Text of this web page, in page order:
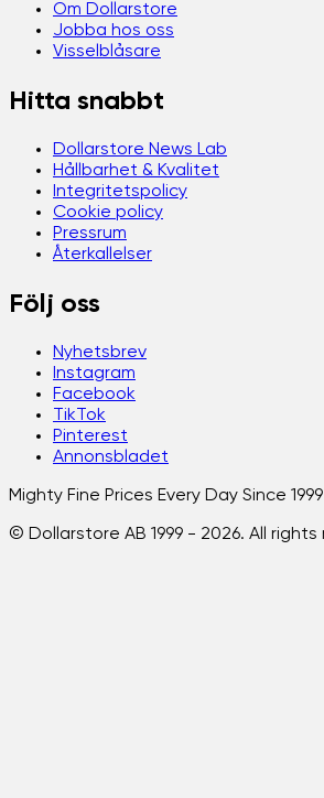
Om Dollarstore
Jobba hos oss
Visselblåsare
Hitta snabbt
Dollarstore News Lab
Hållbarhet & Kvalitet
Integritetspolicy
Cookie policy
Pressrum
Återkallelser
Följ oss
Nyhetsbrev
Instagram
Facebook
TikTok
Pinterest
Annonsbladet
Mighty Fine Prices Every Day Since 1999
© Dollarstore AB 1999 - 2026. All rights